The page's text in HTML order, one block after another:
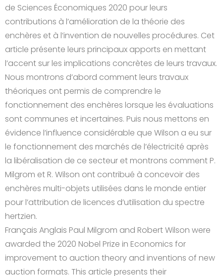
de Sciences Économiques 2020 pour leurs
contributions à l’amélioration de la théorie des
enchères et à l’invention de nouvelles procédures. Cet
article présente leurs principaux apports en mettant
l’accent sur les implications concrètes de leurs travaux.
Nous montrons d’abord comment leurs travaux
théoriques ont permis de comprendre le
fonctionnement des enchères lorsque les évaluations
sont communes et incertaines. Puis nous mettons en
évidence l’influence considérable que Wilson a eu sur
le fonctionnement des marchés de l’électricité après
la libéralisation de ce secteur et montrons comment P.
Milgrom et R. Wilson ont contribué à concevoir des
enchères multi-objets utilisées dans le monde entier
pour l’attribution de licences d’utilisation du spectre
hertzien.
Français Anglais Paul Milgrom and Robert Wilson were
awarded the 2020 Nobel Prize in Economics for
improvement to auction theory and inventions of new
auction formats. This article presents their